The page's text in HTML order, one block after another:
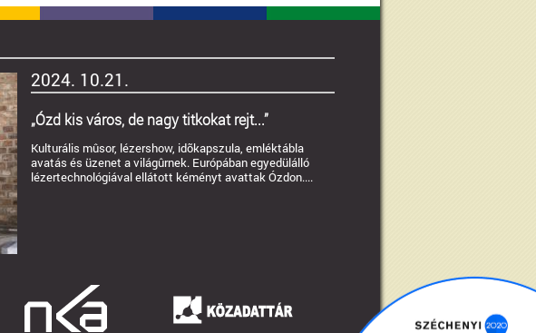
2024. 10.21.
„Ózd kis város, de nagy titkokat rejt...”
Kulturális mûsor, lézershow, idõkapszula, emléktábla
avatás és üzenet a világûrnek. Európában egyedülálló
lézertechnológiával ellátott kéményt avattak Ózdon....